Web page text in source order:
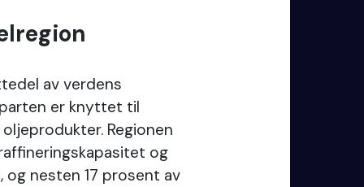
av verdens
er knyttet til
Regionen
og
og nesten 17 prosent av